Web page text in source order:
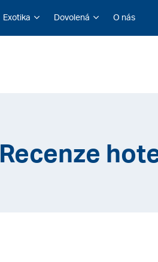
Exotika Dovolená O nás
Recenze